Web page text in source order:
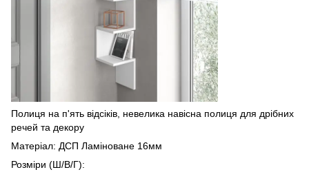
Полиця на п'ять відсіків, невелика навісна полиця для дрібних
речей та декору
Матеріал: ДСП Ламіноване 16мм
Розміри (Ш/В/Г):